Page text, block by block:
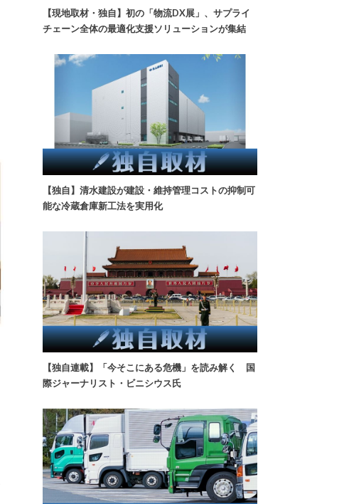
【現地取材・独自】初の「物流DX展」、サプライ
チェーン全体の最適化支援ソリューションが集結
【独自】清水建設が建設・維持管理コストの抑制可
能な冷蔵倉庫新工法を実用化
【独自連載】「今そこにある危機」を読み解く 国
際ジャーナリスト・ビニシウス氏